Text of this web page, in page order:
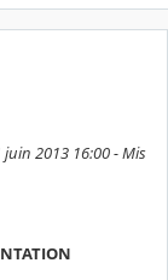
2013 16:00 - Mis